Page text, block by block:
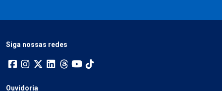
Siga nossas redes
Ouvidoria